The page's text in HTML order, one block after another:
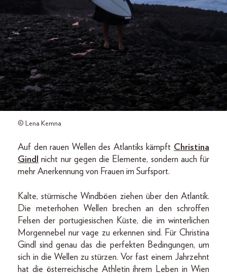
© Lena Kemna
Auf den rauen Wellen des Atlantiks kämpft Christina
Gindl
nicht nur gegen die Elemente, sondern auch für
mehr Anerkennung von Frauen im Surfsport.
Kalte, stürmische Windböen ziehen über den Atlantik.
Die meterhohen Wellen brechen an den schroffen
Felsen der portugiesischen Küste, die im winterlichen
Morgennebel nur vage zu erkennen sind. Für Christina
Gindl sind genau das die perfekten Bedingungen, um
sich in die Wellen zu stürzen. Vor fast einem Jahrzehnt
hat die österreichische Athletin ihrem Leben in Wien